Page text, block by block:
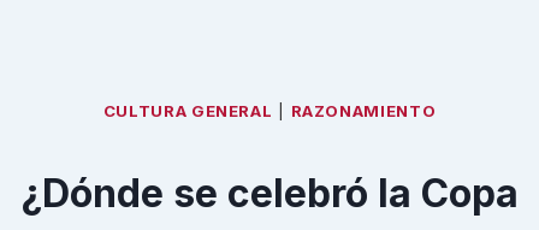
CULTURA GENERAL RAZONAMIENTO
¿Dónde se celebró la Copa